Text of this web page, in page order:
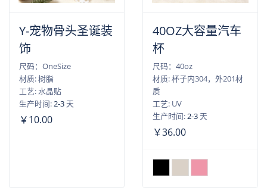
Y-宠物骨头圣诞装
饰
尺码：OneSize
材质: 树脂
工艺: 水晶贴
生产时间:2-3天
￥10.00
40OZ大容量汽车
杯
尺码：40oz
材质: 杯子内304，外201材
质
工艺: UV
生产时间:2-3天
￥36.00